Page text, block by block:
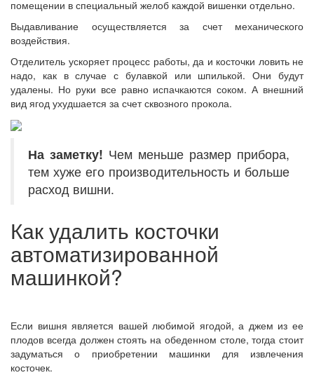
помещении в специальный желоб каждой вишенки отдельно.
Выдавливание осуществляется за счет механического
воздействия.
Отделитель ускоряет процесс работы, да и косточки ловить не
надо, как в случае с булавкой или шпилькой. Они будут
удалены. Но руки все равно испачкаются соком. А внешний
вид ягод ухудшается за счет сквозного прокола.
На заметку! Чем меньше размер прибора,
тем хуже его производительность и больше
расход вишни.
Как удалить косточки
автоматизированной
машинкой?
Если вишня является вашей любимой ягодой, а джем из ее
плодов всегда должен стоять на обеденном столе, тогда стоит
задуматься о приобретении машинки для извлечения
косточек.